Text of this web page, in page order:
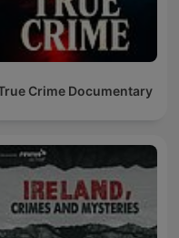
Crime Documentary